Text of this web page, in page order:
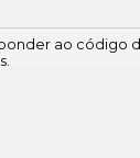
ao código